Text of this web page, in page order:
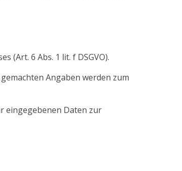
(Art. 6 Abs. 1 lit. f DSGVO).
Angaben werden zum
eingegebenen Daten zur